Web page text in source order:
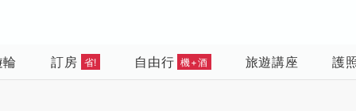
訂房 省! 自由行 機+酒 旅遊講座 護